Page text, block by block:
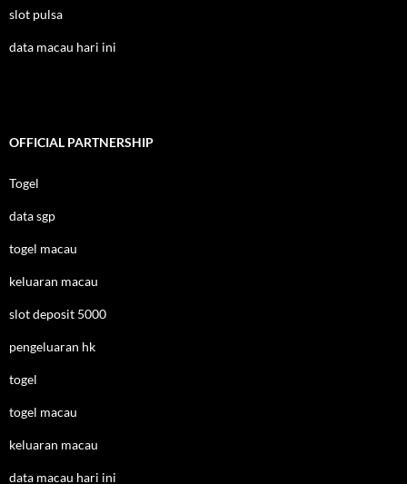
slot pulsa
data macau hari ini
OFFICIAL PARTNERSHIP
Togel
data sgp
togel macau
keluaran macau
slot deposit 5000
pengeluaran hk
togel
togel macau
keluaran macau
data macau hari ini